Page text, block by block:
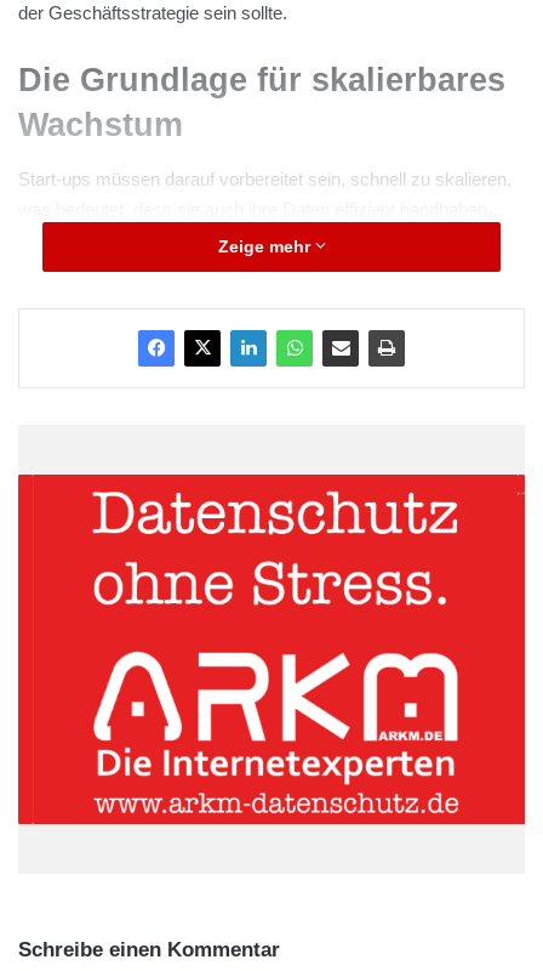
der Geschäftsstrategie sein sollte.
Die Grundlage für skalierbares
Wachstum
Start-ups müssen darauf vorbereitet sein, schnell zu skalieren,
müssen. Ein solides Datenmanagement bietet die notwendige
Infrastruktur, um mit steigenden Datenmengen umzugehen,
Performance leidet. Dies stellt sicher, dass das Startup auch in
Spitzenzeiten reaktionsfähig bleibt. Internetexperte Sven Oliver
Rüsche nutzt hierfür das WortDatenhygienein seinem
ARKM.marketing
Zeige mehr
Schreibe einen Kommentar